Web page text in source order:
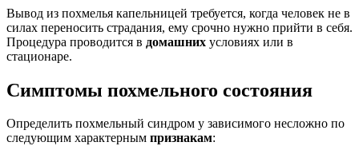
Вывод из похмелья капельницей требуется, когда человек не в
силах переносить страдания, ему срочно нужно прийти в себя.
Процедура проводится в домашних условиях или в
стационаре.
Симптомы похмельного состояния
Определить похмельный синдром у зависимого несложно по
следующим характерным признакам: